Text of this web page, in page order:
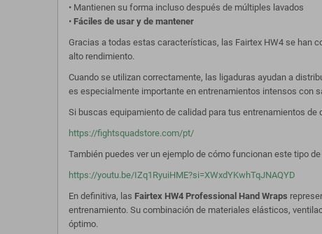
• Mantienen su forma incluso después de múltiples lavados
• Fáciles de usar y de mantener
Gracias a todas estas características, las Fairtex HW4 se han
alto rendimiento.
Cuando se utilizan correctamente, las ligaduras ayudan a
es especialmente importante en entrenamientos intensos con
Si buscas equipamiento de calidad para tus entrenamientos
https://fightsquadstore.com/pt/
También puedes ver un ejemplo de cómo funcionan este tipo
https://youtu.be/IZq1RyuiHME?si=XWxdYKwhTqJNAQYD
En definitiva, las Fairtex HW4 Professional Hand Wraps
entrenamiento. Su combinación de materiales elásticos,
óptimo.